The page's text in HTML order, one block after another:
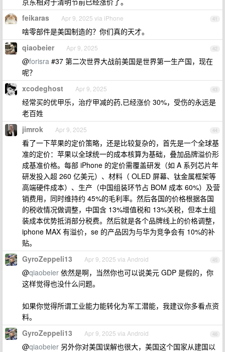
41
feikaras Apr 9, 2025 via iPhone
啥零部件是美国制造的？你们真的天才。
42
qiaobeier Apr 9, 2025
@forisra #37 第二次世界大战前美国是世界第一生产国，现在
呢？
43
xcodeghost Apr 9, 2025
经常买的优甲乐，治疗甲减的药,已经涨价 30%，受伤的永远是
老百姓
44
jimrok Apr 9, 2025
看了一下苹果的定价策略，还是比较复杂的，首先是一个全球基
准的定价：苹果以全球统一的成本核算为基础，叠加品牌溢价形
成基准价格。每部 iPhone 的定价需覆盖研发（如 A 系列芯片年
研发投入超 260 亿美元）、材料（ OLED 屏幕、钛金属框架等
高端硬件成本）、生产（中国组装环节占 BOM 成本 60%）及营
销费用，同时维持约 45%的毛利率。然后各国的价格根据各国
的税收情况做调整，中国含 13%增值税和 13%关税，但本土组
装成本优势抵消部分税费。然后就是各个品牌线上的价格调整，
iphone MAX 有溢价，se 的产品因为与华为竞争会有 10%的补
贴。
45
GyroZeppeli13 Apr 9, 2025 via Android
@qiaobeier 依然是啊，当然你也可以说美元 GDP 是假的，你
这样觉得也没什么问题。
如果你觉得所谓工业能力能转化为军工潜能，我建议你多看点资
料。
46
GyroZeppeli13 Apr 9, 2025 via Android
@qiaobeier 另外你对美国误解也很大，美国这个国家从建国以